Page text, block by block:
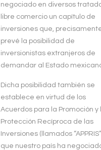
negociado en diversos
libre comercio un capítulo de
inversiones que,
prevé la posibilidad de
inversionistas extranjeros de
demandar al Estado
Dicha posibilidad también se
establece en virtud de los
Acuerdos para la Promoción y
Protección Recíproca de las
Inversiones (llamados
que nuestro país ha